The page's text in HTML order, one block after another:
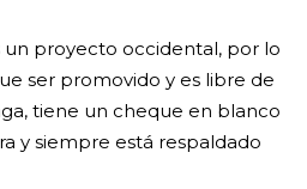
un proyecto occidental, por lo
ser promovido y es libre de
tiene un cheque en blanco
y siempre está respaldado